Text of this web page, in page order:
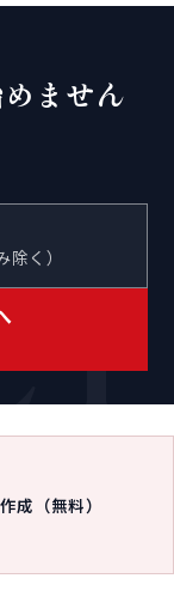
ません
く）
成（無料）